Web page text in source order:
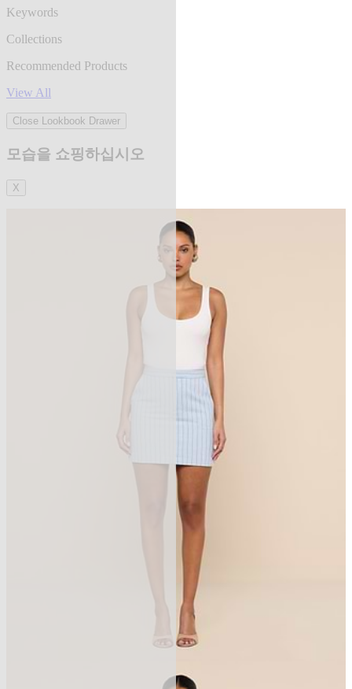
Keywords
Collections
Recommended Products
View All
Close Lookbook Drawer
모습을 쇼핑하십시오
X